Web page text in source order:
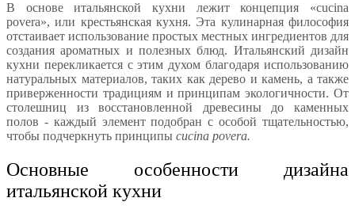
В основе итальянской кухни лежит концепция «cucina
povera», или крестьянская кухня. Эта кулинарная философия
отстаивает использование простых местных ингредиентов для
создания ароматных и полезных блюд. Итальянский дизайн
кухни перекликается с этим духом благодаря использованию
натуральных материалов, таких как дерево и камень, а также
приверженности традициям и принципам экологичности. От
столешниц из восстановленной древесины до каменных
полов - каждый элемент подобран с особой тщательностью,
чтобы подчеркнуть принципы cucina povera.
Основные особенности дизайна
итальянской кухни